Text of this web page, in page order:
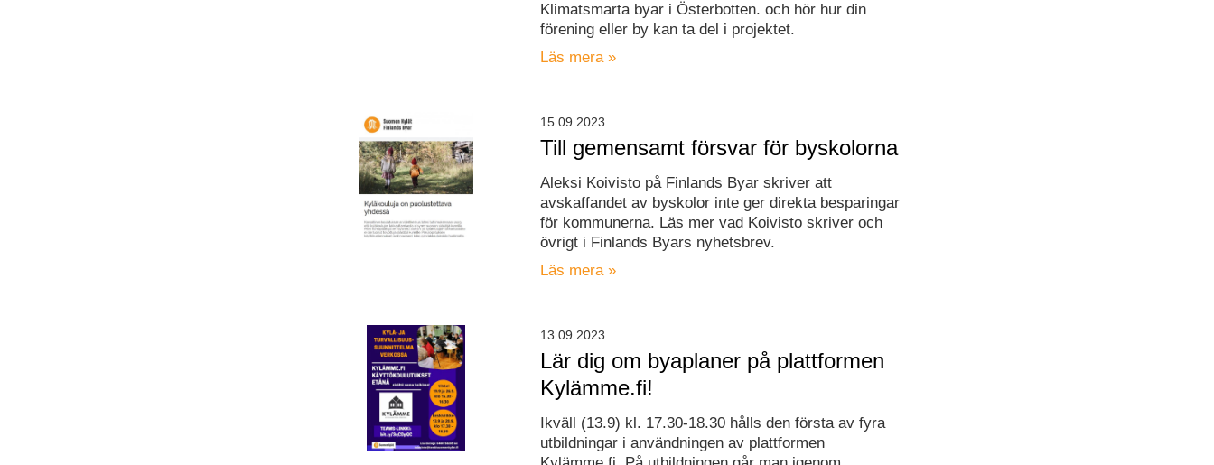
Klimatsmarta byar i Österbotten. och hör hur din
förening eller by kan ta del i projektet.
Läs mera »
Till gemensamt försvar för byskolorna
Aleksi Koivisto på Finlands Byar skriver att
avskaffandet av byskolor inte ger direkta besparingar
för kommunerna. Läs mer vad Koivisto skriver och
övrigt i Finlands Byars nyhetsbrev.
Läs mera »
15.09.2023
Lär dig om byaplaner på plattformen
Kylämme.fi!
Ikväll (13.9) kl. 17.30-18.30 hålls den första av fyra
utbildningar i användningen av plattformen
13.09.2023